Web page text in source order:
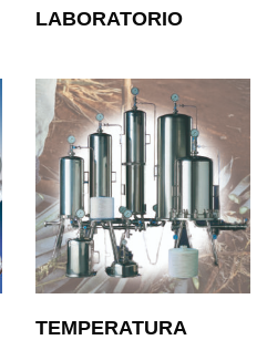
LABORATORIO
TEMPERATURA